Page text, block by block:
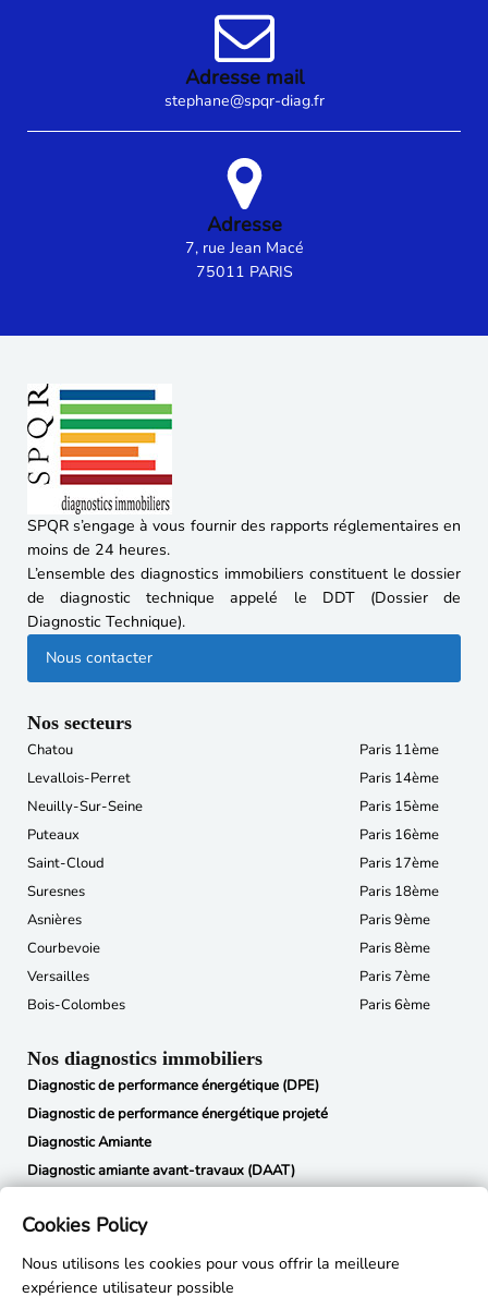
Adresse mail
stephane@spqr-diag.fr
Adresse
7, rue Jean Macé
75011 PARIS
SPQR s’engage à vous fournir des rapports réglementaires en
moins de 24 heures.
L’ensemble des diagnostics immobiliers constituent le dossier
de diagnostic technique appelé le DDT (Dossier de
Diagnostic Technique).
Nous contacter
Nos secteurs
Chatou
Levallois-Perret
Neuilly-Sur-Seine
Puteaux
Saint-Cloud
Suresnes
Asnières
Courbevoie
Versailles
Bois-Colombes
Paris 11ème
Paris 14ème
Paris 15ème
Paris 16ème
Paris 17ème
Paris 18ème
Paris 9ème
Paris 8ème
Paris 7ème
Paris 6ème
Nos diagnostics immobiliers
Diagnostic de performance énergétique (DPE)
Diagnostic de performance énergétique projeté
Diagnostic Amiante
Diagnostic amiante avant-travaux (DAAT)
État des risques et pollutions (ERP)
Métrage Loi Carrez
Constat des risques d’exposition au plomb (CREP)
Cookies Policy
Nous utilisons les cookies pour vous offrir la meilleure
expérience utilisateur possible